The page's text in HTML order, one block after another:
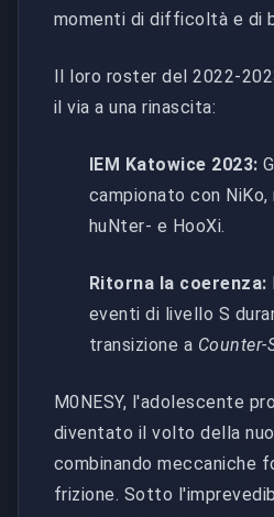
momenti di difficoltà e di
Il loro roster del 2022-
il via a una rinascita:
IEM Katowice 2023:
campionato con NiKo,
huNter- e HooXi.
Ritorna la coerenza:
eventi di livello S
transizione a Counter-
M0NESY, l'adolescente
diventato il volto della
combinando meccaniche
frizione. Sotto